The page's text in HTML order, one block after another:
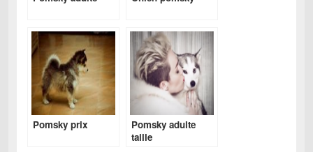
Pomsky prix
Pomsky adulte
taille